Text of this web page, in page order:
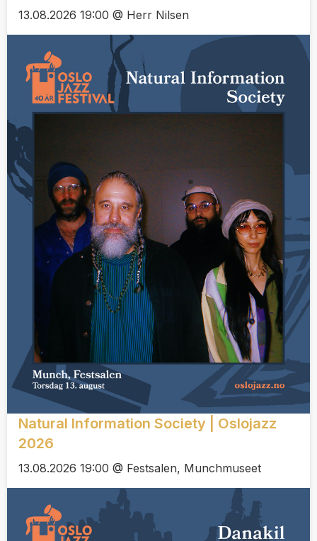
13.08.2026 19:00 @ Herr Nilsen
Natural Information Society | Oslojazz
2026
13.08.2026 19:00 @ Festsalen, Munchmuseet